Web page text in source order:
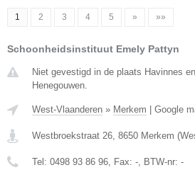
1 2 3 4 5 » »»
Schoonheidsinstituut Emely Pattyn
Niet gevestigd in de plaats Havinnes
Henegouwen.
West-Vlaanderen » Merkem Google
Westbroekstraat 26, 8650 Merkem (
Tel: 0498 93 86 96, Fax: -, BTW-nr: -